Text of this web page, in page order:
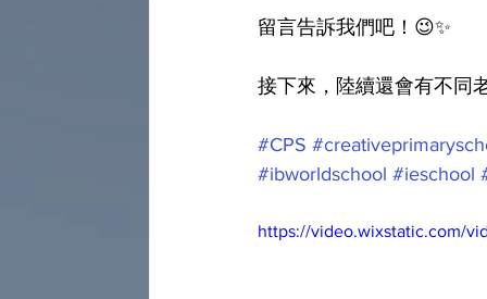
留言告訴我們吧！😉✨
接下來，陸續還會有不同
#CPS
#ibworldschool #ieschool
https://video.wixstatic.com/